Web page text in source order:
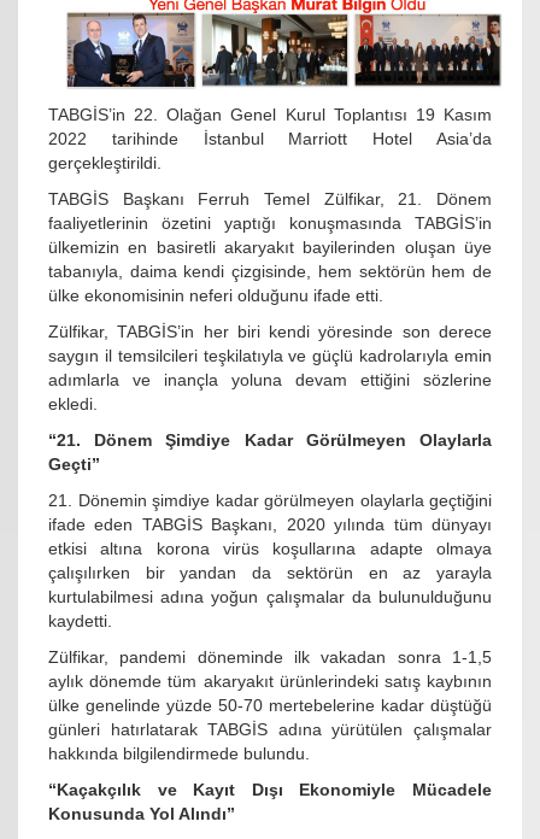
TABGİS’in 22. Olağan Genel Kurul Toplantısı 19 Kasım
2022 tarihinde İstanbul Marriott Hotel Asia’da
gerçekleştirildi.
TABGİS Başkanı Ferruh Temel Zülfikar, 21. Dönem
faaliyetlerinin özetini yaptığı konuşmasında TABGİS’in
ülkemizin en basiretli akaryakıt bayilerinden oluşan üye
tabanıyla, daima kendi çizgisinde, hem sektörün hem de
ülke ekonomisinin neferi olduğunu ifade etti.
Zülfikar, TABGİS’in her biri kendi yöresinde son derece
saygın il temsilcileri teşkilatıyla ve güçlü kadrolarıyla emin
adımlarla ve inançla yoluna devam ettiğini sözlerine
ekledi.
“21. Dönem Şimdiye Kadar Görülmeyen Olaylarla
Geçti”
21. Dönemin şimdiye kadar görülmeyen olaylarla geçtiğini
ifade eden TABGİS Başkanı, 2020 yılında tüm dünyayı
etkisi altına korona virüs koşullarına adapte olmaya
çalışılırken bir yandan da sektörün en az yarayla
kurtulabilmesi adına yoğun çalışmalar da bulunulduğunu
kaydetti.
Zülfikar, pandemi döneminde ilk vakadan sonra 1-1,5
aylık dönemde tüm akaryakıt ürünlerindeki satış kaybının
ülke genelinde yüzde 50-70 mertebelerine kadar düştüğü
günleri hatırlatarak TABGİS adına yürütülen çalışmalar
hakkında bilgilendirmede bulundu.
“Kaçakçılık ve Kayıt Dışı Ekonomiyle Mücadele
Konusunda Yol Alındı”